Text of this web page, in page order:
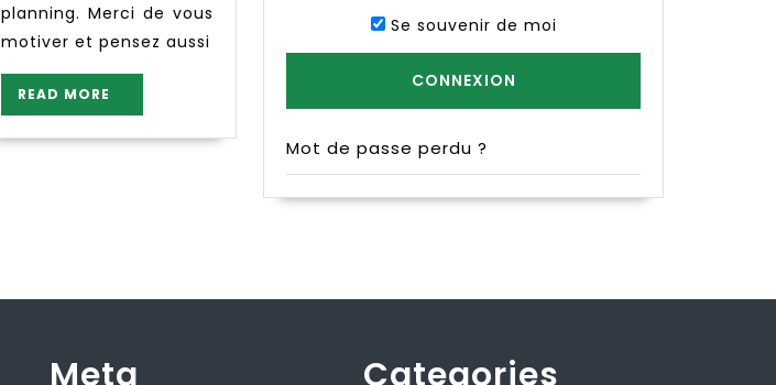
planning. Merci de vous
motiver et pensez aussi
READ MORE
MORE
Se souvenir de moi
Mot de passe perdu ?
Meta Categories